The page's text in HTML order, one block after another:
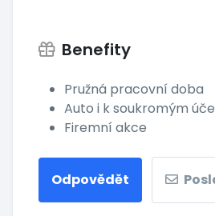
Benefity
Pružná pracovní doba
Auto i k soukromým
Firemní akce
Odpovědět